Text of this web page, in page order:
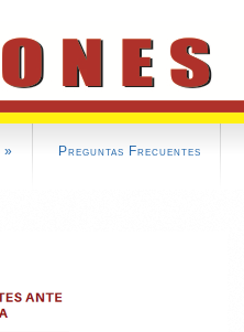
» Preguntas Frecuentes